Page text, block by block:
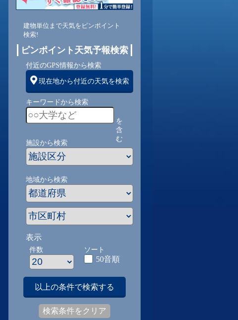
北西 北西 北
4 5 5 5
建物単位まで天気をピンポイント
検索!
ピンポイント天気予報検索
付近のGPS情報から検索
現在地から付近の天気を検索
キーワードから検索
を
含
む
施設から検索
地域から検索
表示
件数 ソート
50音順
以上の条件で検索する
検索条件をクリア